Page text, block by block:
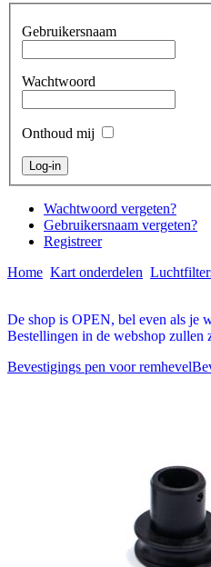
Gebruikersnaam
Wachtwoord
Onthoud mij
Wachtwoord vergeten?
Gebruikersnaam vergeten?
Registreer
Home Kart onderdelen
De shop is OPEN, bel even als je
Bestellingen in de webshop zullen
Bevestigings pen voor remhevel